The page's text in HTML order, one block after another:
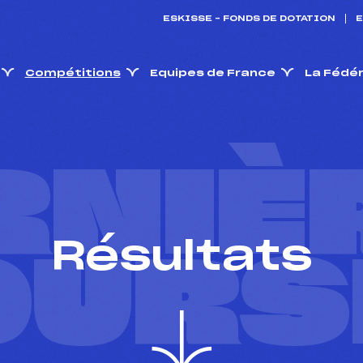
ESKISSE – FONDS DE DOTATION
Compétitions Equipes de France La
Résultats